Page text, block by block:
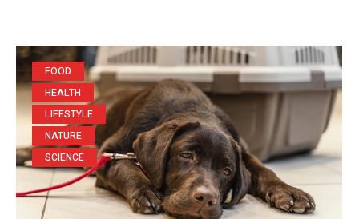
FOOD
HEALTH
LIFESTYLE
NATURE
SCIENCE